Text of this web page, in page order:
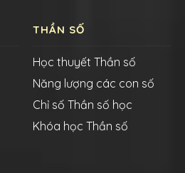
THẦN SỐ
Học thuyết Thần số
Năng lượng các con số
Chỉ số Thần số học
Khóa học Thần số